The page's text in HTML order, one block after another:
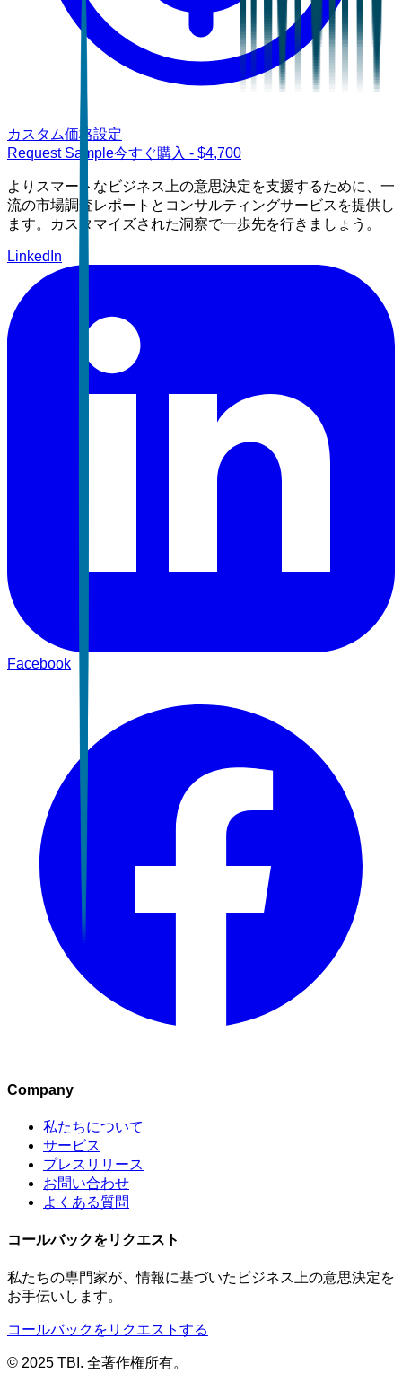
カスタム価格設定
Request Sample今すぐ購入 - $4,700
よりスマートなビジネス上の意思決定を支援するために、一
流の市場調査レポートとコンサルティングサービスを提供し
ます。カスタマイズされた洞察で一歩先を行きましょう。
LinkedIn
Facebook
Company
私たちについて
サービス
プレスリリース
お問い合わせ
よくある質問
コールバックをリクエスト
私たちの専門家が、情報に基づいたビジネス上の意思決定を
お手伝いします。
コールバックをリクエストする
© 2025 TBI. 全著作権所有。